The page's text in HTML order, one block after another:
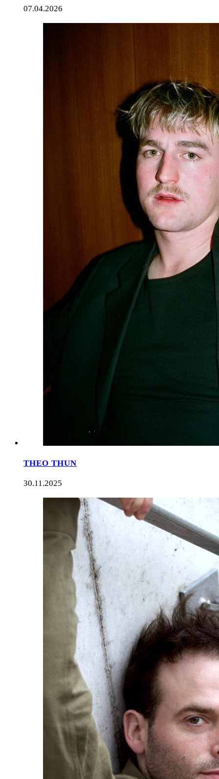
07.04.2026
THEO THUN
30.11.2025